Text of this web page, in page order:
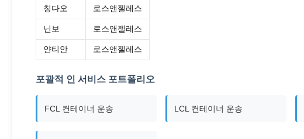
칭다오 로스앤젤레스
닌보 로스앤젤레스
얀티안 로스앤젤레스
포괄적 인 서비스 포트폴리오
FCL 컨테이너 운송 LCL 컨테이너 운송